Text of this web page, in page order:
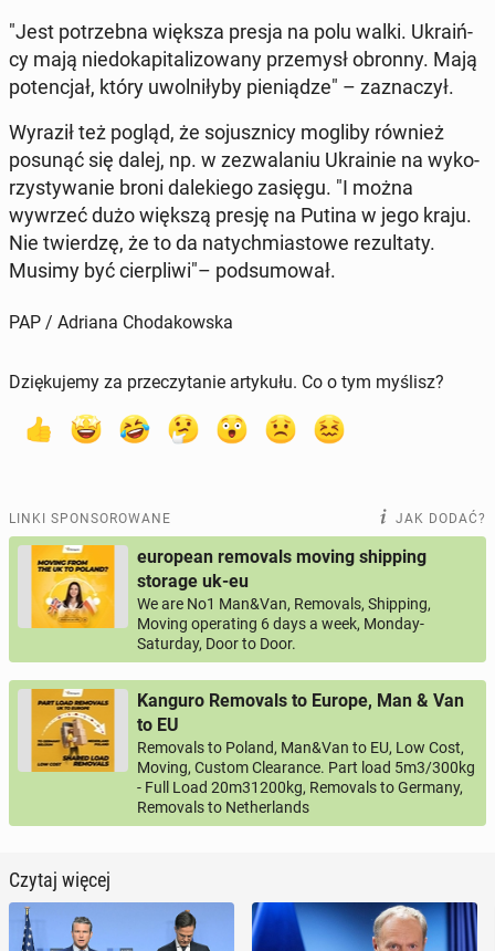
"Jest po­trzeb­na większa presja na polu walki. Ukra­iń­
cy mają nie­do­ka­pi­ta­li­zo­wa­ny prze­mysł obronny. Mają
po­ten­cjał, który uwol­ni­ły­by pie­nią­dze" – za­zna­czył.
Wyraził też pogląd, że so­jusz­ni­cy mogliby również
posunąć się dalej, np. w ze­zwa­la­niu Ukra­inie na wy­ko­
rzy­sty­wa­nie broni da­le­kie­go zasięgu. "I można
wywrzeć dużo większą presję na Putina w jego kraju.
Nie twier­dzę, że to da na­tych­mia­sto­we re­zul­ta­ty.
Musimy być cier­pli­wi"– pod­su­mo­wał.
PAP / Adriana Chodakowska
Dziękujemy za przeczytanie artykułu. Co o tym myślisz?
LINKI SPONSOROWANE JAK DODAĆ?
european removals moving shipping
storage uk-eu
We are No1 Man&Van, Removals, Shipping,
Moving operating 6 days a week, Monday-
Saturday, Door to Door.
Kanguro Removals to Europe, Man & Van
to EU
Removals to Poland, Man&Van to EU, Low Cost,
Moving, Custom Clearance. Part load 5m3/300kg
- Full Load 20m31200kg, Removals to Germany,
Removals to Netherlands
Czytaj więcej